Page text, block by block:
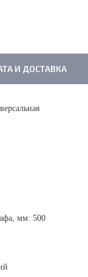
И ДОСТАВКА
мм: 500